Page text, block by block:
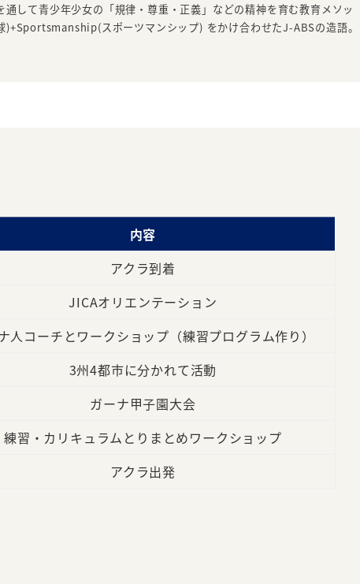
して青少年少女の「規律・尊重・正義」などの精神を育む教育メソッ
)+Sportsmanship(スポーツマンシップ) をかけ合わせたJ-ABSの造語。
内容
アクラ到着
JICAオリエンテーション
人コーチとワークショップ（練習プログラム作り）
3州4都市に分かれて活動
ガーナ甲子園大会
練習・カリキュラムとりまとめワークショップ
アクラ出発